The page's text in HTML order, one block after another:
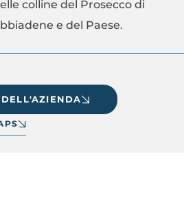
colline del Prosecco di
e del Paese.